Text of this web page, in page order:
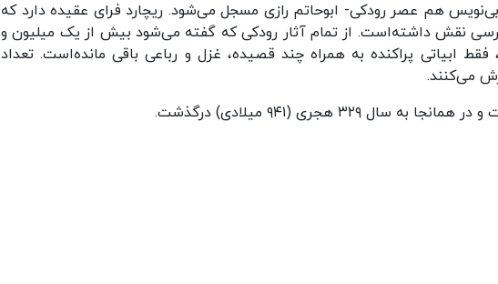
هم عصر رودکی- ابوحاتم رازی مسجل می‌شود. ریچارد فرای عقیده دارد که
نقش داشته‌است. از تمام آثار رودکی که گفته می‌شود بیش از یک میلیون و
ابیاتی پراکنده به همراه چند قصیده، غزل و رباعی باقی مانده‌است. تعداد
۳۲۹ هجری (۹۴۱ میلادی) درگذشت.